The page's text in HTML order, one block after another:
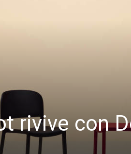
rivive con